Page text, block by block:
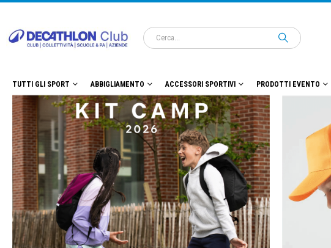
TUTTI GLI SPORT ABBIGLIAMENTO ACCESSORI SPORTIVI PRODOTTI EVENTO